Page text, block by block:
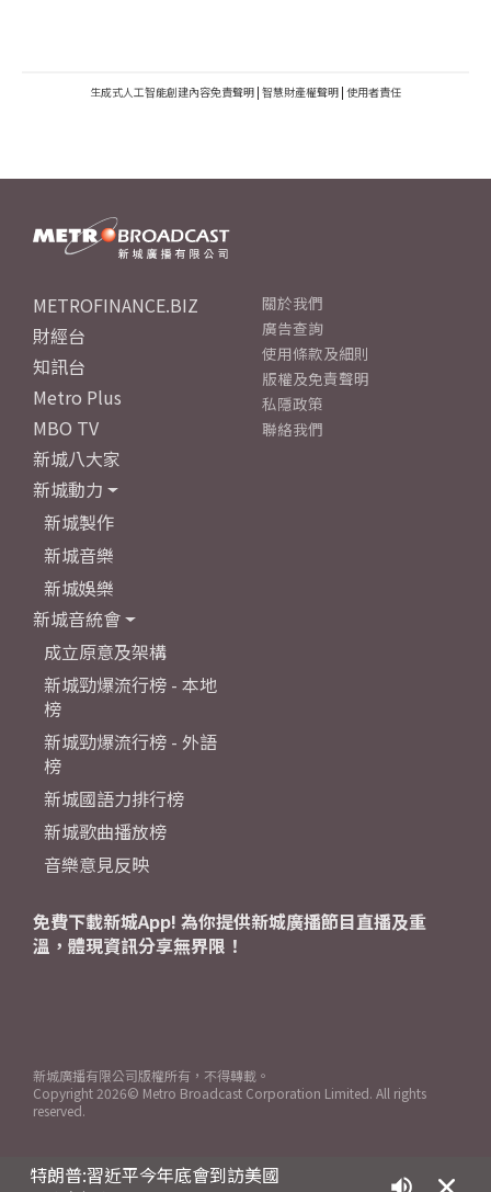
生成式人工智能創建內容免責聲明 | 智慧財產權聲明 | 使用者責任
特朗普:習近平今年底會到訪美國
METROFINANCE.BIZ
財經台
知訊台
Metro Plus
MBO TV
新城八大家
新城動力
新城製作
新城音樂
新城娛樂
新城音統會
成立原意及架構
新城勁爆流行榜 - 本地
榜
新城勁爆流行榜 - 外語
榜
新城國語力排行榜
新城歌曲播放榜
音樂意見反映
關於我們
廣告查詢
使用條款及細則
版權及免責聲明
私隱政策
聯絡我們
免費下載新城App! 為你提供新城廣播節目直播及重
溫，體現資訊分享無界限！
新城廣播有限公司版權所有，不得轉載。
Copyright 2026© Metro Broadcast Corporation Limited. All rights
reserved.